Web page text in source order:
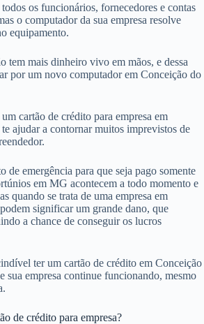
os funcionários, fornecedores e contas
o computador da sua empresa resolve
equipamento.
tem mais dinheiro vivo em mãos, e dessa
por um novo computador em Conceição do
cartão de crédito para empresa em
ajudar a contornar muitos imprevistos de
de emergência para que seja pago somente
em MG acontecem a todo momento e
quando se trata de uma empresa em
significar um grande dano, que
a chance de conseguir os lucros
ter um cartão de crédito em Conceição
sua empresa continue funcionando, mesmo
de crédito para empresa?